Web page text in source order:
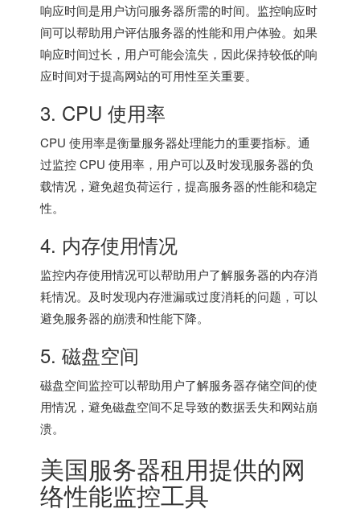
响应时间是用户访问服务器所需的时间。监控响应时
间可以帮助用户评估服务器的性能和用户体验。如果
响应时间过长，用户可能会流失，因此保持较低的响
应时间对于提高网站的可用性至关重要。
3. CPU 使用率
CPU 使用率是衡量服务器处理能力的重要指标。通
过监控 CPU 使用率，用户可以及时发现服务器的负
载情况，避免超负荷运行，提高服务器的性能和稳定
性。
4. 内存使用情况
监控内存使用情况可以帮助用户了解服务器的内存消
耗情况。及时发现内存泄漏或过度消耗的问题，可以
避免服务器的崩溃和性能下降。
5. 磁盘空间
磁盘空间监控可以帮助用户了解服务器存储空间的使
用情况，避免磁盘空间不足导致的数据丢失和网站崩
溃。
美国服务器租用提供的网
络性能监控工具